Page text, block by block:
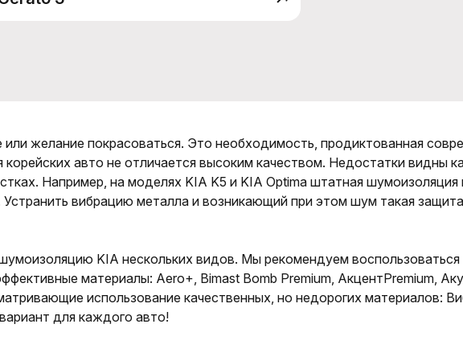
желание покрасоваться. Это необходимость, продиктованная
авто не отличается высоким качеством. Недостатки видны
Например, на моделях KIA K5 и KIA Optima штатная
вибрацию металла и возникающий при этом шум такая
KIA нескольких видов. Мы рекомендуем
материалы: Aero+, Bimast Bomb Premium, АкцентPremium,
использование качественных, но недорогих материалов:
для каждого авто!